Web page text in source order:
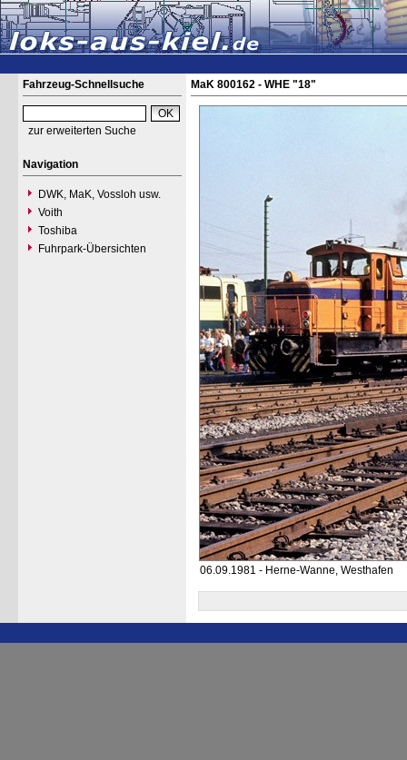
Fahrzeug-Schnellsuche
zur erweiterten Suche
Navigation
DWK, MaK, Vossloh usw.
Voith
Toshiba
Fuhrpark-Übersichten
MaK 800162 - WHE "18"
06.09.1981 - Herne-Wanne, Westhafen